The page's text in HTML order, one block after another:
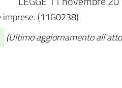
(11G0238)
(Ultimo aggiornamento